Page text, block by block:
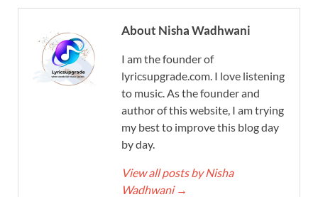
About Nisha Wadhwani
I am the founder of
lyricsupgrade.com. I love listening
to music. As the founder and
author of this website, I am trying
my best to improve this blog day
by day.
View all posts by Nisha
Wadhwani →